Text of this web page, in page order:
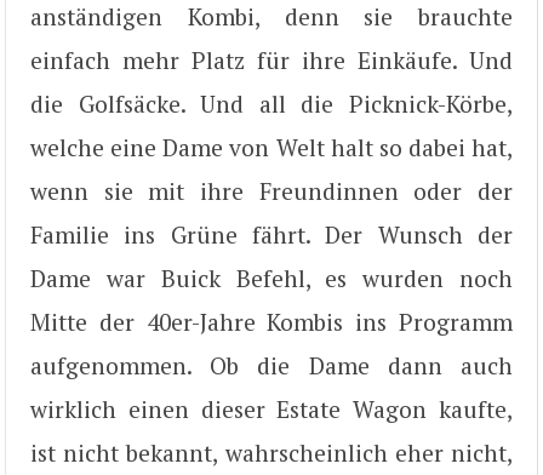
anständigen Kombi, denn sie brauchte
einfach mehr Platz für ihre Einkäufe. Und
die Golfsäcke. Und all die Picknick-Körbe,
welche eine Dame von Welt halt so dabei hat,
wenn sie mit ihre Freundinnen oder der
Familie ins Grüne fährt. Der Wunsch der
Dame war Buick Befehl, es wurden noch
Mitte der 40er-Jahre Kombis ins Programm
aufgenommen. Ob die Dame dann auch
wirklich einen dieser Estate Wagon kaufte,
ist nicht bekannt, wahrscheinlich eher nicht,